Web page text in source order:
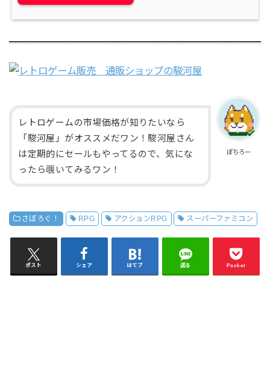
ぽちろー
レトロゲームの市場価格が知りたいなら
「駿河屋」がオススメだワン！駿河屋さん
は定期的にセールもやってるので、気にな
ったら覗いてみるワン！
さぼろぐ！ RPG アクションRPG スーパーファミコン
ポスト シェア はてブ 送る Pocket